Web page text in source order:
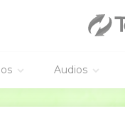
Audios
que la prophétie que
et il a eu sa part
avec le salaire du